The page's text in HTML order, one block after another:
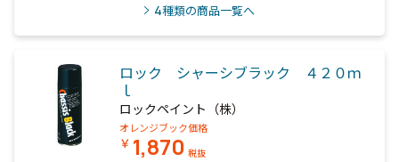
4種類の商品一覧へ
ロック シャーシブラック ４２０ｍ
ｌ
ロックペイント（株）
オレンジブック価格
￥ 1,870 税抜